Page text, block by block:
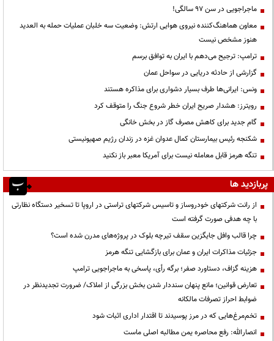
ماجراجویی در سن ۹۷ سالگی!
معاون هماهنگ‌کننده نیروی هوایی ارتش: وضعیت سه خلبان عملیات حمله به العدید
هنوز مشخص نیست
ترامپ: ترجیح می‌دهم با ایران به توافق برسم
گزارشی از حادثه دریایی در سواحل عمان
ونس: ایرانی‌ها طرف بسیار دشواری برای مذاکره هستند
رویترز: هشدار صریح ایران خطر شروع جنگ را متوقف کرد
گام جدید برای کاهش مصرف گاز در بخش خانگی
شکنجه رئیس بیمارستان کمال عدوان غزه در زندان رژیم صهیونیستی
تنگه هرمز قابل معامله نیست برای آمریکا معبر باز نکنید
پربازدید ها
از رانت‌ شرکتهای خودروساز و تاسیس شرکتهای تراستی در اروپا تا تسخیر دستگاه نظارتی
با چه هدفی صورت گرفته است
چرا قالب وافل جایگزین سقف تیرچه بلوک در پروژه‌های مدرن شده است؟
جزئیات مذاکرات ایران و عمان برای بازگشایی تنگه هرمز
هزینه گزاف، دستاورد صفر؛ برگه رأی، پاسخی به ماجراجویی ترامپ
تعارض قوانین؛ مانع پنهان سنددار شدن بخش بزرگی از املاک/ ضرورت تجدیدنظر در
ضوابط احراز تصرفات مالکانه
تخم‌مرغ‌هایی که در مرز پوسیدند تا اقتدار اداری اثبات شود
انصارالله: رفع محاصره یمن مطالبه اصلی ماست